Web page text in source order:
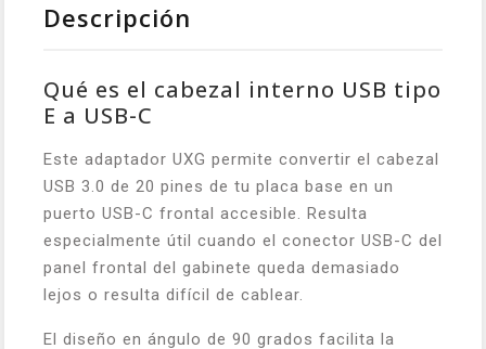
Descripción
Qué es el cabezal interno USB tipo
E a USB-C
Este adaptador UXG permite convertir el cabezal
USB 3.0 de 20 pines de tu placa base en un
puerto USB-C frontal accesible. Resulta
especialmente útil cuando el conector USB-C del
panel frontal del gabinete queda demasiado
lejos o resulta difícil de cablear.
El diseño en ángulo de 90 grados facilita la